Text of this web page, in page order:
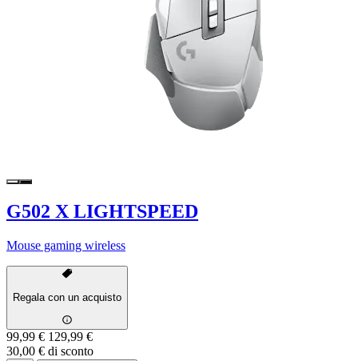
G502 X LIGHTSPEED
Mouse gaming wireless
Regala con un acquisto
99,99 € 129,99 €
30,00 € di sconto